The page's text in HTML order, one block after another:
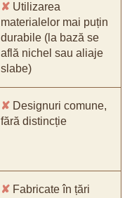
✘ Utilizarea
materialelor mai puțin
durabile (la bază se
află nichel sau aliaje
slabe)
✘ Designuri comune,
fără distincție
✘ Fabricate în țări